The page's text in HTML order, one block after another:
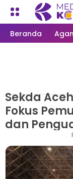
Beranda
MEDIAKONTRAS.ID/
Sekda
Fokus
dan